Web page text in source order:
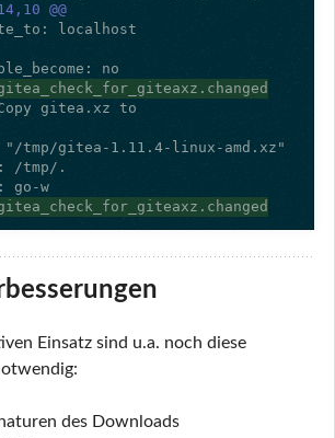
@@
Einsatz sind u.a. noch diese
des Downloads